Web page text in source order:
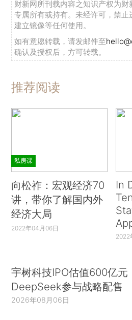
财新网所刊载内容之知识产权为财
专属所有或持有。未经许可，禁止
建立镜像等任何使用。
如有意愿转载，请发邮件至
确认及授权后，方可转载。
推荐阅读
私房课
向松祚：宏观经济70
讲，带你了解国内外
经济大局
2022年04月06日
In
2022
宇树科技IPO估值600亿元
DeepSeek参与战略配售
2026年08月06日